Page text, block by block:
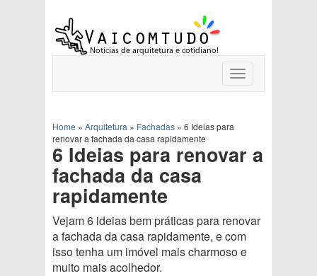
Toggle
navigation
Home » Arquitetura » Fachadas » 6 Ideias para
renovar a fachada da casa rapidamente
6 Ideias para renovar a
fachada da casa
rapidamente
Vejam 6 ideias bem práticas para renovar
a fachada da casa rapidamente, e com
isso tenha um imóvel mais charmoso e
muito mais acolhedor.